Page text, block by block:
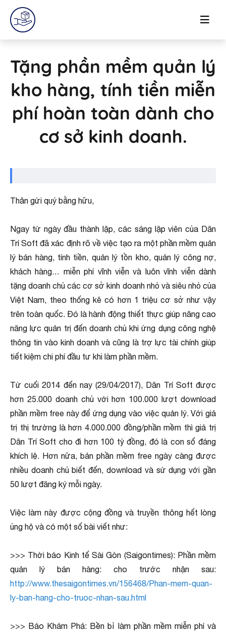
Tặng phần mềm quản lý
kho hàng, tính tiền miễn
phí hoàn toàn dành cho
cơ sở kinh doanh.
Thân gửi quý bằng hữu,
Ngay từ ngày đầu thành lập, các sáng lập viên của Dân
Trí Soft đã xác định rõ về việc tạo ra một phần mềm quản
lý bán hàng, tính tiền, quản lý tồn kho, quản lý công nợ,
khách hàng… miễn phí vĩnh viễn và luôn vĩnh viễn dành
tặng doanh chủ các cơ sở kinh doanh nhỏ và siêu nhỏ của
Việt Nam, theo thống kê có hơn 1 triệu cơ sở như vậy
trên toàn quốc. Đó là hành động thiết thực giúp nâng cao
năng lực quản trị đến doanh chủ khi ứng dụng công nghệ
thông tin vào kinh doanh và cũng là trợ lực tài chính giúp
tiết kiệm chi phí đầu tư khi làm phần mềm.
Từ cuối 2014 đến nay (29/04/2017), Dân Trí Soft được
hơn 25.000 doanh chủ với hơn 100.000 lượt download
phần mềm free này để ứng dụng vào việc quản lý. Với giá
trị thị trường là hơn 4.000.000 đồng/phần mềm thì giá trị
Dân Trí Soft cho đi hơn 100 tỷ đồng, đó là con số đáng
khích lệ. Hơn nữa, bản phần mềm free ngày càng được
nhiều doanh chủ biết đến, download và sử dụng với gần
50 lượt đăng ký mỗi ngày.
Việc làm này được cộng đồng và truyền thông hết lòng
ủng hộ và có một số bài viết như:
>>> Thời báo Kinh tế Sài Gòn (Saigontimes): Phần mềm
quản lý bán hàng: cho trước nhận sau:
http://www.thesaigontimes.vn/156468/Phan-mem-quan-
ly-ban-hang-cho-truoc-nhan-sau.html
>>> Báo Khám Phá: Bền bỉ làm phần mềm miễn phí và